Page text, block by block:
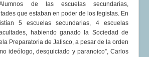
de las escuelas secundarias,
que estaban en poder de los fegistas. En
5 escuelas secundarias, 4 escuelas
habiendo ganado la Sociedad de
Preparatoria de Jalisco, a pesar de la orden
ideólogo, desquiciado y paranoico”, Carlos